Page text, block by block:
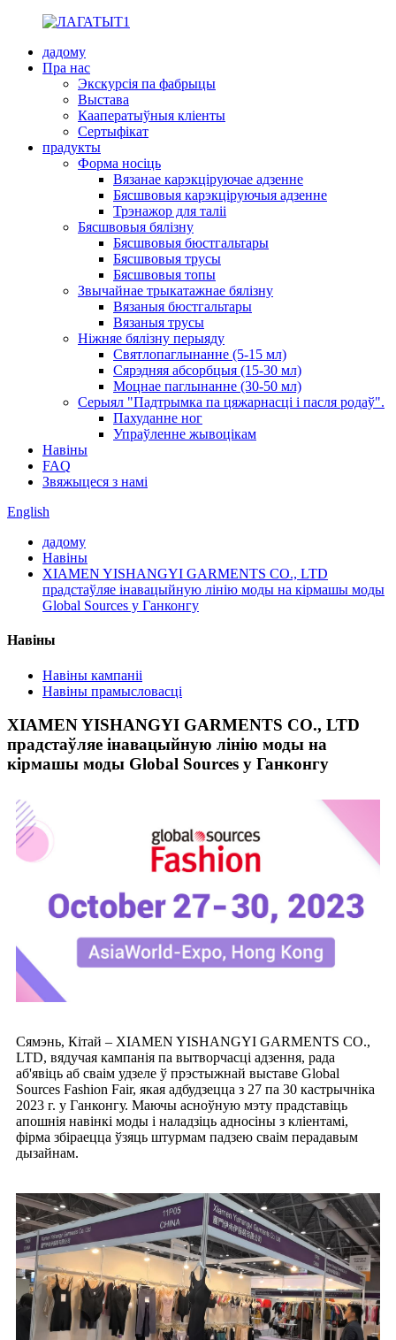
дадому
Пра нас
Экскурсія па фабрыцы
Выстава
Кааператыўныя кліенты
Сертыфікат
прадукты
Форма носіць
Вязанае карэкціруючае адзенне
Бясшвовыя карэкціруючыя адзенне
Трэнажор для таліі
Бясшвовыя бялізну
Бясшвовыя бюстгальтары
Бясшвовыя трусы
Бясшвовыя топы
Звычайнае трыкатажнае бялізну
Вязаныя бюстгальтары
Вязаныя трусы
Ніжняе бялізну перыяду
Святлопаглынанне (5-15 мл)
Сярэдняя абсорбцыя (15-30 мл)
Моцнае паглынанне (30-50 мл)
Серыял "Падтрымка па цяжарнасці і пасля родаў".
Пахуданне ног
Упраўленне жывоцікам
Навіны
FAQ
Звяжыцеся з намі
English
дадому
Навіны
XIAMEN YISHANGYI GARMENTS CO., LTD
прадстаўляе інавацыйную лінію моды на кірмашы моды
Global Sources у Ганконгу
Навіны
Навіны кампаніі
Навіны прамысловасці
XIAMEN YISHANGYI GARMENTS CO., LTD
прадстаўляе інавацыйную лінію моды на
кірмашы моды Global Sources у Ганконгу
Сямэнь, Кітай – XIAMEN YISHANGYI GARMENTS CO.,
LTD, вядучая кампанія па вытворчасці адзення, рада
аб'явіць аб сваім удзеле ў прэстыжнай выставе Global
Sources Fashion Fair, якая адбудзецца з 27 па 30 кастрычніка
2023 г. у Ганконгу. Маючы асноўную мэту прадставіць
апошнія навінкі моды і наладзіць адносіны з кліентамі,
фірма збіраецца ўзяць штурмам падзею сваім перадавым
дызайнам.